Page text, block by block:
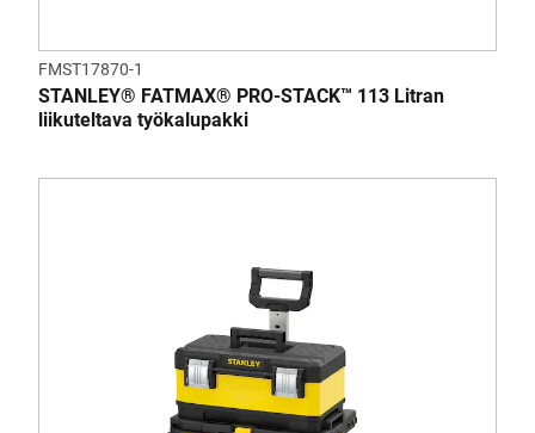
FMST17870-1
STANLEY® FATMAX® PRO-STACK™ 113 Litran
liikuteltava työkalupakki